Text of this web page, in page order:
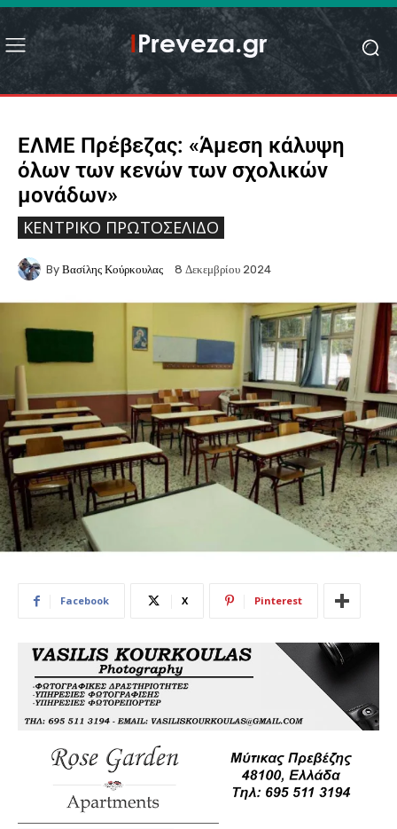
ΕΛΜΕ Πρέβεζας: «Άμεση κάλυψη
όλων των κενών των σχολικών
μονάδων»
ΚΕΝΤΡΙΚΌ ΠΡΩΤΟΣΈΛΙΔΟ
By Βασίλης Κούρκουλας 8 Δεκεμβρίου 2024
Facebook X Pinterest